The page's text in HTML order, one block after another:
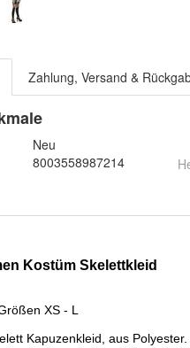
Zahlung, Versand &
Neu
8003558987214